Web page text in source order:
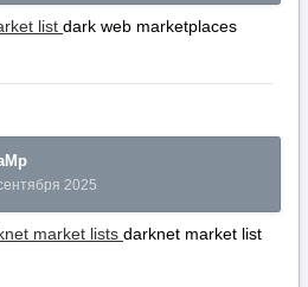
list dark web marketplaces
2025
market lists darknet market list